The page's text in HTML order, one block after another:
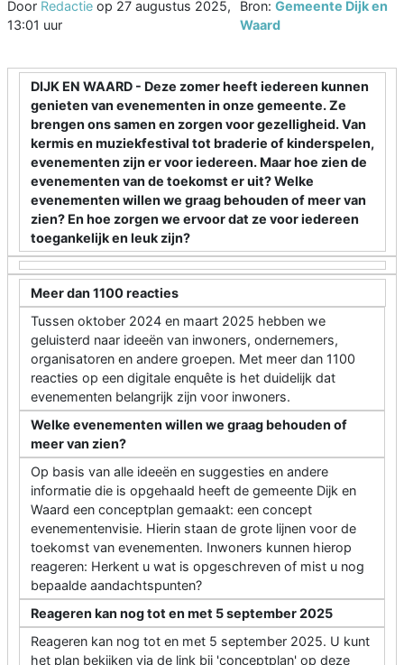
Door Redactie op 27 augustus 2025,
13:01 uur
Bron: Gemeente Dijk en
Waard
DIJK EN WAARD - Deze zomer heeft iedereen kunnen
genieten van evenementen in onze gemeente. Ze
brengen ons samen en zorgen voor gezelligheid. Van
kermis en muziekfestival tot braderie of kinderspelen,
evenementen zijn er voor iedereen. Maar hoe zien de
evenementen van de toekomst er uit? Welke
evenementen willen we graag behouden of meer van
zien? En hoe zorgen we ervoor dat ze voor iedereen
toegankelijk en leuk zijn?
Meer dan 1100 reacties
Tussen oktober 2024 en maart 2025 hebben we
geluisterd naar ideeën van inwoners, ondernemers,
organisatoren en andere groepen. Met meer dan 1100
reacties op een digitale enquête is het duidelijk dat
evenementen belangrijk zijn voor inwoners.
Welke evenementen willen we graag behouden of
meer van zien?
Op basis van alle ideeën en suggesties en andere
informatie die is opgehaald heeft de gemeente Dijk en
Waard een conceptplan gemaakt: een concept
evenementenvisie. Hierin staan de grote lijnen voor de
toekomst van evenementen. Inwoners kunnen hierop
reageren: Herkent u wat is opgeschreven of mist u nog
bepaalde aandachtspunten?
Reageren kan nog tot en met 5 september 2025
Reageren kan nog tot en met 5 september 2025. U kunt
het plan bekijken via de link bij 'conceptplan' op deze